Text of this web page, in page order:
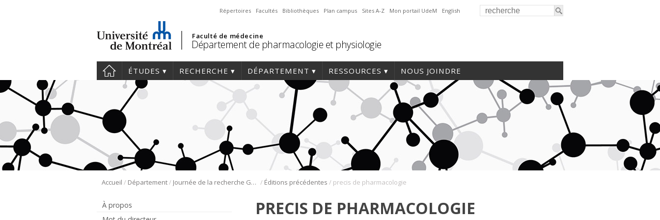
Répertoires Facultés Bibliothèques Plan campus Sites A-Z Mon portail UdeM English
Faculté de médecine
Département de pharmacologie et physiologie
ÉTUDES RECHERCHE DÉPARTEMENT RESSOURCES NOUS JOINDRE
Accueil / Département/ Journée de la recherche Gabriel L. Plaa / Éditions précédentes / precis de pharmacologie
À propos
PRECIS DE PHARMACOLOGIE